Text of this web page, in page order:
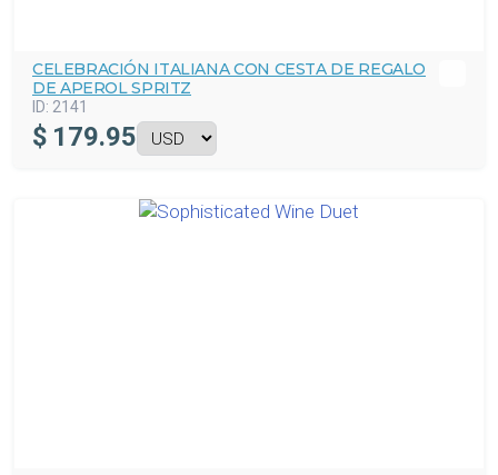
CELEBRACIÓN ITALIANA CON CESTA DE REGALO
DE APEROL SPRITZ
ID: 2141
$ 179.95